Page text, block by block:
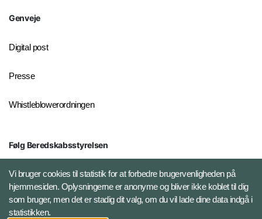
Genveje
Digital post
Presse
Whistleblowerordningen
Følg Beredskabsstyrelsen
X BRSdk
LinkedIn BRS-profil
Vi bruger cookies til statistik for at forbedre brugervenligheden på
hjemmesiden. Oplysningerne er anonyme og bliver ikke koblet til dig
som bruger, men det er stadig dit valg, om du vil lade dine data indgå i
statistikken.